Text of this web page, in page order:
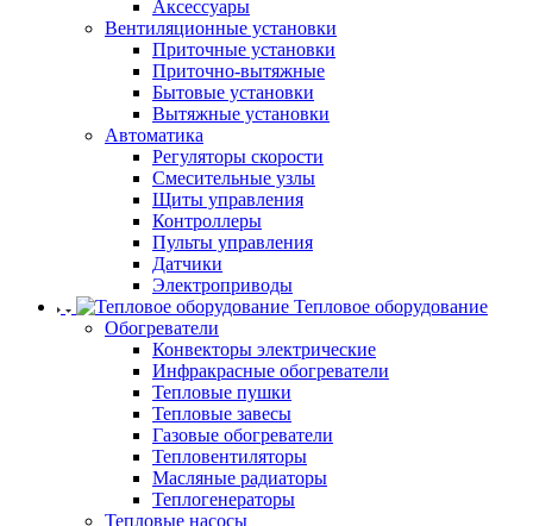
Аксессуары
Вентиляционные установки
Приточные установки
Приточно-вытяжные
Бытовые установки
Вытяжные установки
Автоматика
Регуляторы скорости
Смесительные узлы
Щиты управления
Контроллеры
Пульты управления
Датчики
Электроприводы
Тепловое оборудование
Обогреватели
Конвекторы электрические
Инфракрасные обогреватели
Тепловые пушки
Тепловые завесы
Газовые обогреватели
Тепловентиляторы
Масляные радиаторы
Теплогенераторы
Тепловые насосы